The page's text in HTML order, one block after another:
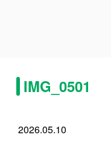
IMG_0501
2026.05.10